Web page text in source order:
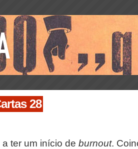
28
ter um início de burnout.